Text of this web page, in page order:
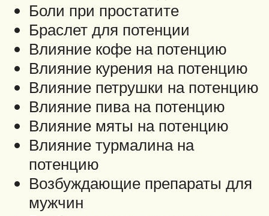
Боли при простатите
Браслет для потенции
Влияние кофе на потенцию
Влияние курения на потенцию
Влияние петрушки на потенцию
Влияние пива на потенцию
Влияние мяты на потенцию
Влияние турмалина на
потенцию
Возбуждающие препараты для
мужчин